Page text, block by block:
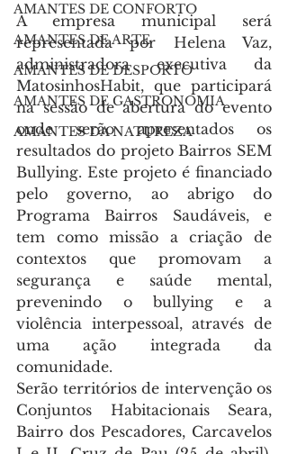
AMANTES DE CONFORTO
AMANTES DE ARTE
AMANTES DE DESPORTO
AMANTES DE GASTRONOMIA
AMANTES DA NATUREZA
A empresa municipal será
representada por Helena Vaz,
administradora executiva da
MatosinhosHabit, que participará
na sessão de abertura do evento
onde serão apresentados os
resultados do projeto Bairros SEM
Bullying. Este projeto é financiado
pelo governo, ao abrigo do
Programa Bairros Saudáveis, e
tem como missão a criação de
contextos que promovam a
segurança e saúde mental,
prevenindo o bullying e a
violência interpessoal, através de
uma ação integrada da
comunidade.
Serão territórios de intervenção os
Conjuntos Habitacionais Seara,
Bairro dos Pescadores, Carcavelos